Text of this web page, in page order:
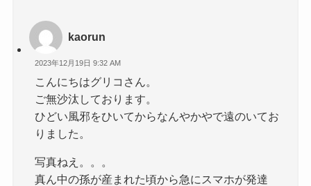
kaorun
2023年12月19日 9:32 AM
こんにちはグリコさん。
ご無沙汰しております。
ひどい風邪をひいてからなんやかやで遠のいてお
りました。
写真ねえ。。。
真ん中の孫が産まれた頃から急にスマホが発達